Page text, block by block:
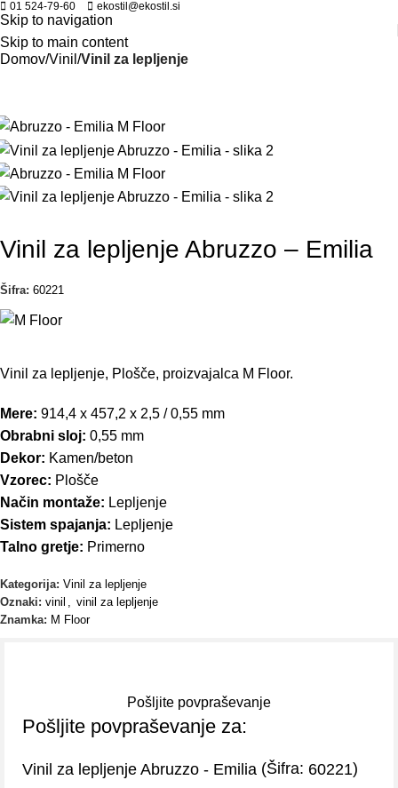
Skip to navigation
Skip to main content
01 524-79-60 ekostil@ekostil.si
Domov Vinil Vinil za lepljenje
Vinil za lepljenje Abruzzo – Emilia
Šifra: 60221
Vinil za lepljenje, Plošče, proizvajalca M Floor.
Mere: 914,4 x 457,2 x 2,5 / 0,55 mm
Obrabni sloj: 0,55 mm
Dekor: Kamen/beton
Vzorec: Plošče
Način montaže: Lepljenje
Sistem spajanja: Lepljenje
Talno gretje: Primerno
Kategorija: Vinil za lepljenje
Oznaki: vinil , vinil za lepljenje
Znamka: M Floor
Pošljite povpraševanje
Pošljite povpraševanje za:
Vinil za lepljenje Abruzzo - Emilia (Šifra: 60221)